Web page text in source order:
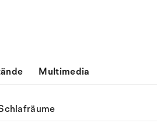
Multimedia